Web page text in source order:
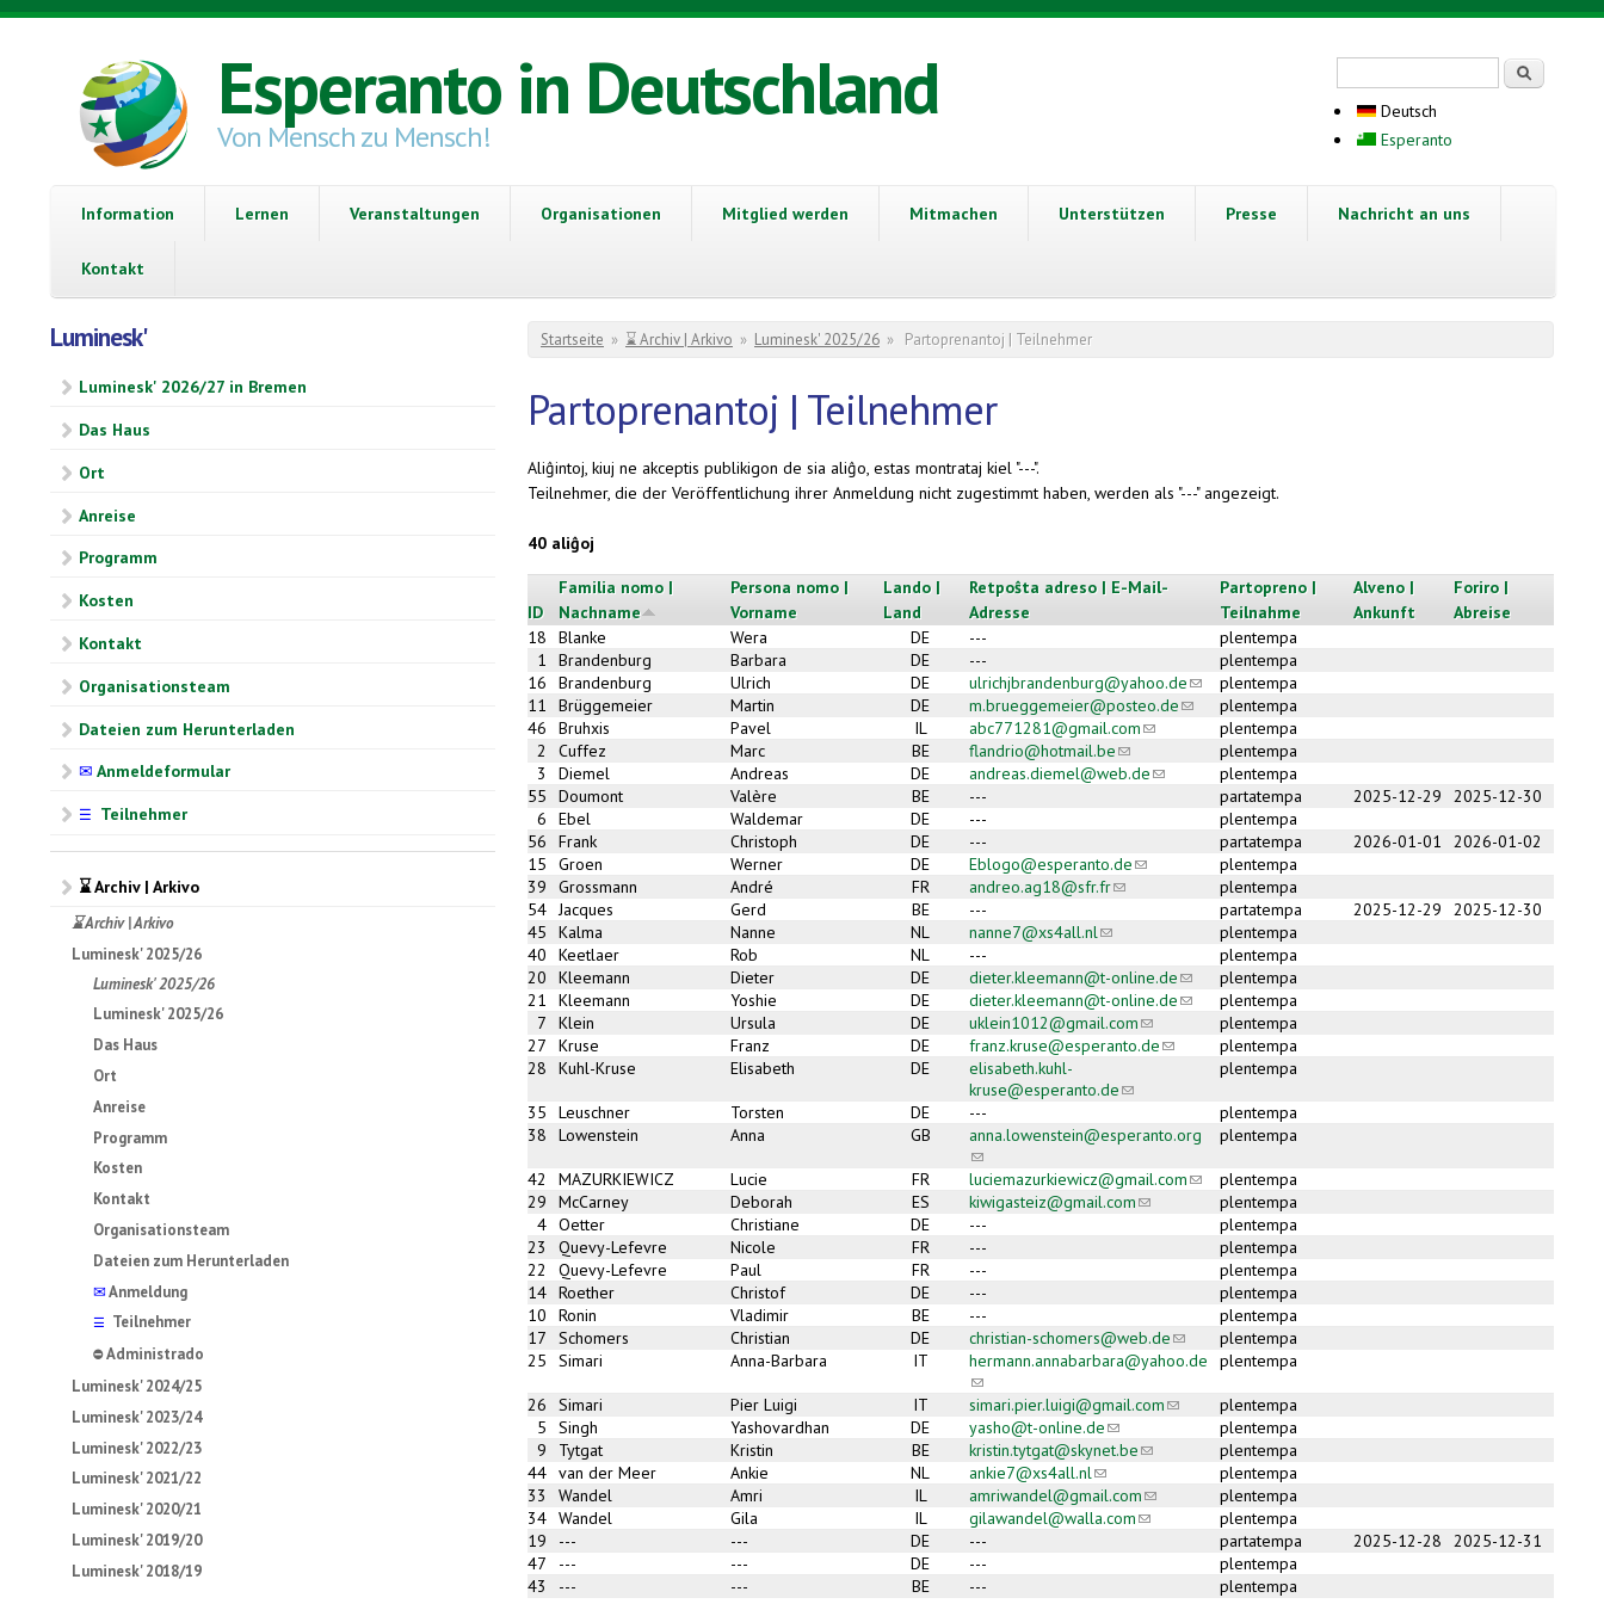
Direkt zum Inhalt
Esperanto in Deutschland
Von Mensch zu Mensch!
Deutsch
Esperanto
Information Lernen Veranstaltungen Organisationen Mitglied werden Mitmachen Unterstützen Presse Nachricht an uns
Kontakt
Luminesk'
Luminesk' 2026/27 in Bremen
Das Haus
Ort
Anreise
Programm
Kosten
Kontakt
Organisationsteam
Dateien zum Herunterladen
✉ Anmeldeformular
☰ Teilnehmer
⌛ Archiv | Arkivo
⌛ Archiv | Arkivo
Luminesk' 2025/26
Luminesk' 2025/26
Luminesk' 2025/26
Das Haus
Ort
Anreise
Programm
Kosten
Kontakt
Organisationsteam
Dateien zum Herunterladen
✉Anmeldung
☰ Teilnehmer
⛔Administrado
Luminesk' 2024/25
Luminesk' 2023/24
Luminesk' 2022/23
Luminesk' 2021/22
Luminesk' 2020/21
Luminesk' 2019/20
Luminesk' 2018/19
Sie sind hier
Startseite » ⌛ Archiv | Arkivo » Luminesk' 2025/26 » Partoprenantoj | Teilnehmer
Partoprenantoj | Teilnehmer
Aliĝintoj, kiuj ne akceptis publikigon de sia aliĝo, estas montrataj kiel "---".
Teilnehmer, die der Veröffentlichung ihrer Anmeldung nicht zugestimmt haben, werden als "---" angezeigt.
40 aliĝoj
ID
Familia nomo |
Nachname
Persona nomo |
Vorname
Lando |
Land
Retpoŝta adreso | E-Mail-
Adresse
Partopreno |
Teilnahme
Alveno |
Ankunft
Foriro |
Abreise
18
Blanke Wera DE ---
plentempa
1
Brandenburg Barbara DE ---
plentempa
16
Brandenburg Ulrich DE ulrichjbrandenburg@yahoo.de(link sends e-mail)
plentempa
11
Brüggemeier Martin DE m.brueggemeier@posteo.de(link sends e-mail)
plentempa
46
Bruhxis Pavel IL abc771281@gmail.com(link sends e-mail)
plentempa
2
Cuffez Marc BE flandrio@hotmail.be(link sends e-mail)plentempa
3
Diemel Andreas DE andreas.diemel@web.de(link sends e-mail)
plentempa
55
Doumont Valère BE --- partatempa 2025-12-29
2025-12-30
6
Ebel Waldemar DE ---
plentempa
56
Frank Christoph DE --- partatempa 2026-01-01
2026-01-02
15
Groen Werner DE Eblogo@esperanto.de(link sends e-mail)
plentempa
39
Grossmann André FR andreo.ag18@sfr.fr(link sends e-mail)plentempa
54 Jacques Gerd BE --- partatempa 2025-12-29
2025-12-30
45
Kalma Nanne NL nanne7@xs4all.nl(link sends e-mail)plentempa
40
Keetlaer Rob NL ---
plentempa
20
Kleemann Dieter DE dieter.kleemann@t-online.de(link sends e-mail)
plentempa
21
Kleemann Yoshie DE dieter.kleemann@t-online.de(link sends e-mail)
plentempa
7
Klein Ursula DE uklein1012@gmail.com(link sends e-mail)
plentempa
27
Kruse Franz DE franz.kruse@esperanto.de(link sends e-mail)
plentempa
28
Kuhl-Kruse Elisabeth DE
elisabeth.kuhl-
kruse@esperanto.de(link sends e-mail)
plentempa
35 Leuschner Torsten DE ---
plentempa
38
Lowenstein Anna GB
anna.lowenstein@esperanto.org
(link sends e-mail)
plentempa
42 MAZURKIEWICZ Lucie FR luciemazurkiewicz@gmail.com(link sends e-mail)
plentempa
29
McCarney Deborah ES kiwigasteiz@gmail.com(link sends e-mail)
plentempa
4 Oetter Christiane DE ---
plentempa
23
Quevy-Lefevre Nicole FR ---
plentempa
22
Quevy-Lefevre Paul FR ---
plentempa
14 Roether Christof DE ---
plentempa
10
Ronin Vladimir BE ---
plentempa
17
Schomers Christian DE christian-schomers@web.de(link sends e-mail)
plentempa
25
Simari Anna-Barbara IT
hermann.annabarbara@yahoo.de
(link sends e-mail)
plentempa
26 Simari Pier Luigi IT simari.pier.luigi@gmail.com(link sends e-mail)
plentempa
5
Singh Yashovardhan DE yasho@t-online.de(link sends e-mail)plentempa
9
Tytgat Kristin BE kristin.tytgat@skynet.be(link sends e-mail)
plentempa
44 van der Meer Ankie NL ankie7@xs4all.nl(link sends e-mail)plentempa
33
Wandel Amri IL amriwandel@gmail.com(link sends e-mail)
plentempa
34 Wandel Gila IL gilawandel@walla.com(link sends e-mail)
plentempa
19
--- --- DE --- partatempa 2025-12-28
2025-12-31
47
--- --- DE ---
plentempa
43
--- --- BE --- plentempa